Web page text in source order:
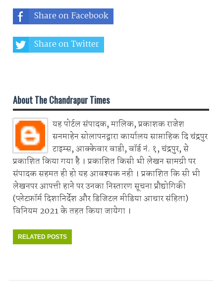
Share on Facebook
Share on Twitter
About The Chandrapur Times
यह पोर्टल संपादक, मालिक, प्रकाशक राजेश
सनमाहेन सोलापनद्वारा कार्यालय साप्ताहिक दि चंद्रपुर
टाइम्स, आक्केवार वाडी, वॉर्ड नं. १, चंद्रपुर, से
प्रकाशित किया गया है । प्रकाशित किसी भी लेखन सामग्री पर
संपादक सहमत ही हो यह आवश्यक नही । प्रकाशित कि सी भी
लेखनपर आपत्ती हाने पर उनका निस्तारण सूचना प्रौद्योगिकी
(प्लेटफ़ॉर्म दिशानिर्देश और डिजिटल मीडिया आचार संहिता)
विनियम 2021 के तहत किया जायेगा ।
RELATED POSTS